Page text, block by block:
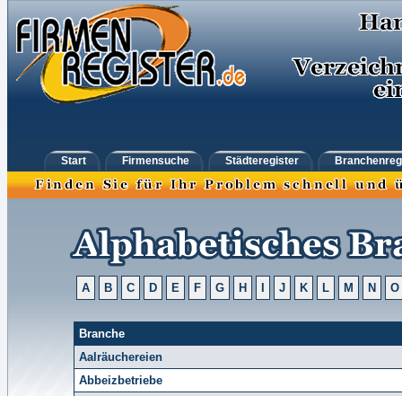
Start Firmensuche Städteregister
A B C D E F G H J K L M N O
Branche
Aalräuchereien
Abbeizbetriebe